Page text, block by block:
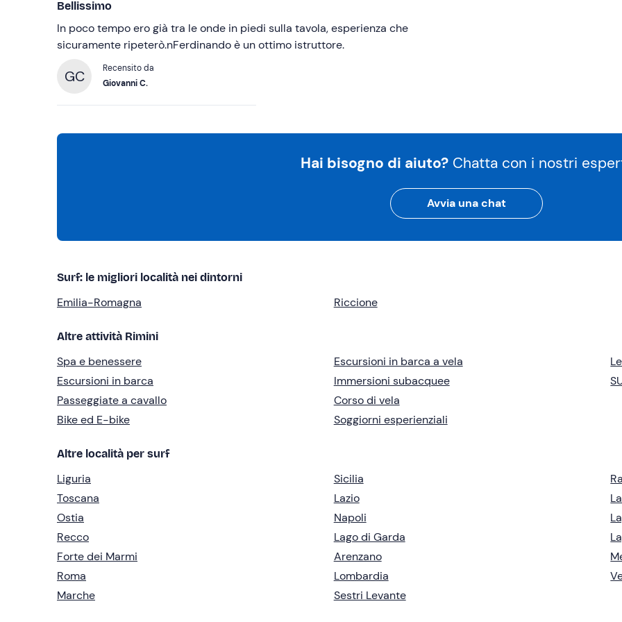
Bellissimo
In poco tempo ero già tra le onde in piedi sulla tavola, esperienza che
sicuramente ripeterò.nFerdinando è un ottimo istruttore.
GC
Recensito da
Giovanni C.
Hai bisogno di aiuto? Chatta con i nostri
Avvia una chat
Surf: le migliori località nei dintorni
Emilia-Romagna Riccione
Altre attività Rimini
Spa e benessere
Escursioni in barca
Passeggiate a cavallo
Bike ed E-bike
Escursioni in barca a vela
Immersioni subacquee
Corso di vela
Soggiorni esperienziali
Altre località per surf
Liguria
Toscana
Ostia
Recco
Forte dei Marmi
Roma
Marche
Sicilia
Lazio
Napoli
Lago di Garda
Arenzano
Lombardia
Sestri Levante